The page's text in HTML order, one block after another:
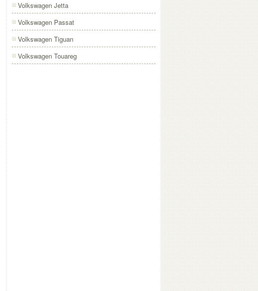
Volkswagen Jetta
Volkswagen Passat
Volkswagen Tiguan
Volkswagen Touareg